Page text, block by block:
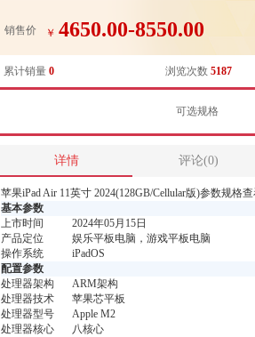
销售价 ￥ 4650.00-8550.00
累计销量 0 浏览次数 5187
可选规格
详情 评论(0)
苹果iPad Air 11英寸 2024(128GB/Cellular版)参数规格
基本参数
上市时间
2024年05月15日
产品定位
娱乐平板电脑，游戏平板电脑
操作系统
iPadOS
配置参数
处理器架构
ARM架构
处理器技术
苹果芯平板
处理器型号
Apple M2
处理器核心
八核心